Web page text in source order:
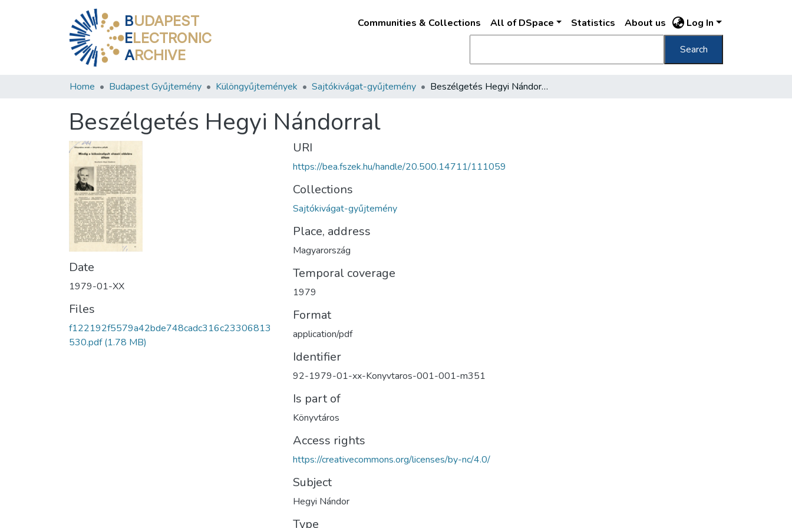
BUDAPEST
ELECTRONIC
ARCHIVE
Communities & Collections All of DSpace Statistics About us Log In
Search
Home Budapest Gyűjtemény Különgyűjtemények Sajtókivágat-gyűjtemény Beszélgetés Hegyi Nándorral
Beszélgetés Hegyi Nándorral
Date
1979-01-XX
Files
f122192f5579a42bde748cadc316c23306813
530.pdf(1.78 MB)
URI
https://bea.fszek.hu/handle/20.500.14711/111059
Collections
Sajtókivágat-gyűjtemény
Place, address
Magyarország
Temporal coverage
1979
Format
application/pdf
Identifier
92-1979-01-xx-Konyvtaros-001-001-m351
Is part of
Könyvtáros
Access rights
https://creativecommons.org/licenses/by-nc/4.0/
Subject
Hegyi Nándor
Type